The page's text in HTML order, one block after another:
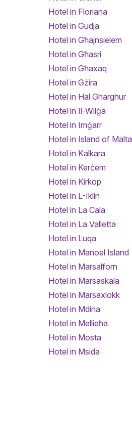
Hotel in Floriana
Hotel in Gudja
Hotel in Għajnsielem
Hotel in Għasri
Hotel in Għaxaq
Hotel in Gżira
Hotel in Hal Gharghur
Hotel in Il-Wilġa
Hotel in Imġarr
Hotel in Island of Malta
Hotel in Kalkara
Hotel in Kerċem
Hotel in Kirkop
Hotel in L-Iklin
Hotel in La Cala
Hotel in La Valletta
Hotel in Luqa
Hotel in Manoel Island
Hotel in Marsalforn
Hotel in Marsaskala
Hotel in Marsaxlokk
Hotel in Mdina
Hotel in Mellieħa
Hotel in Mosta
Hotel in Msida